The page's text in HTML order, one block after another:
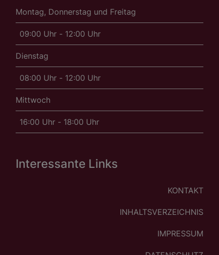
Montag, Donnerstag und Freitag
09:00 Uhr - 12:00 Uhr
Dienstag
08:00 Uhr - 12:00 Uhr
Mittwoch
16:00 Uhr - 18:00 Uhr
Interessante Links
KONTAKT
INHALTSVERZEICHNIS
IMPRESSUM